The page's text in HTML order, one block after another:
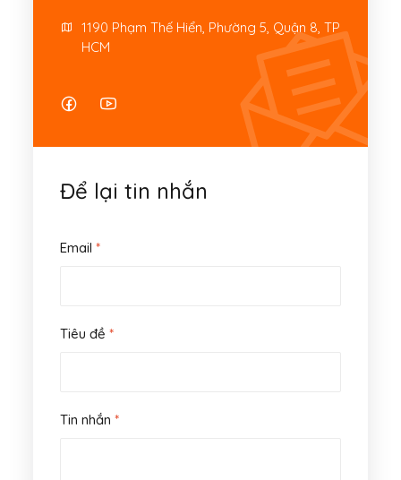
1190 Phạm Thế Hiển, Phường 5, Quận 8, TP
HCM
Để lại tin nhắn
Email *
Tiêu đề *
Tin nhắn *